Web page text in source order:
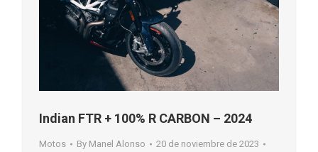
Indian FTR + 100% R CARBON – 2024
Motos By Manel Alonso
20 de noviembre de 2023